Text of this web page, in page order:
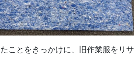
ことをきっかけに、旧作業服をリサ